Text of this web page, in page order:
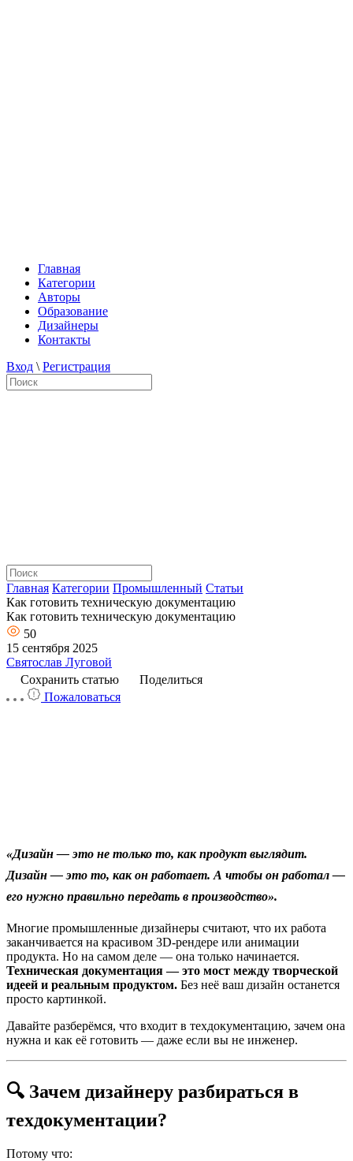
Главная
Категории
Авторы
Образование
Дизайнеры
Контакты
Вход \ Регистрация
Главная Категории Промышленный Статьи
Как готовить техническую документацию
Как готовить техническую документацию
50
15 сентября 2025
Святослав Луговой
Сохранить статью
Поделиться
Пожаловаться
«Дизайн — это не только то, как продукт выглядит.
Дизайн — это то, как он работает. А чтобы он работал —
его нужно правильно передать в производство».
Многие промышленные дизайнеры считают, что их работа
заканчивается на красивом 3D-рендере или анимации
продукта. Но на самом деле — она только начинается.
Техническая документация — это мост между творческой
идеей и реальным продуктом. Без неё ваш дизайн останется
просто картинкой.
Давайте разберёмся, что входит в техдокументацию, зачем она
нужна и как её готовить — даже если вы не инженер.
🔍 Зачем дизайнеру разбираться в
техдокументации?
Потому что: